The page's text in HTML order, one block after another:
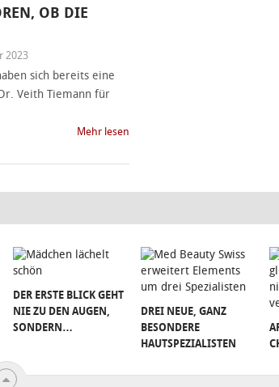
OB DIE
2023
sich bereits eine
Veith Tiemann für
Mehr lesen
DER ERSTE BLICK GEHT
NIE ZU DEN AUGEN,
SONDERN…
DREI NEUE, GANZ
BESONDERE
HAUTSPEZIALISTEN